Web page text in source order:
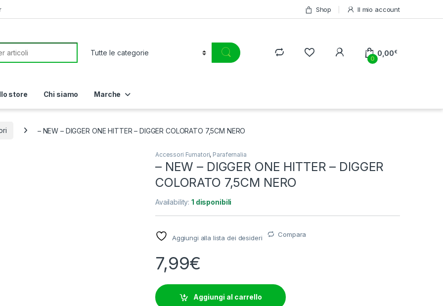
Shop Il mio account
0
0,00€
store Chi siamo Marche
– NEW – DIGGER ONE HITTER – DIGGER COLORATO 7,5CM NERO
Accessori Fumatori, Parafernalia
– NEW – DIGGER ONE HITTER – DIGGER
COLORATO 7,5CM NERO
Availability:1 disponibili
Aggiungi alla lista dei desideri Compara
7,99€
Aggiungi al carrello